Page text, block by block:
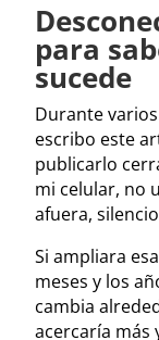
para
sucede
Durante
escribo este
publicarlo
mi celular, no
afuera,
Si ampliara
meses y los
cambia
acercaría más